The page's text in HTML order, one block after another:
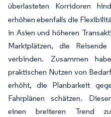
überlasteten Korridoren
erhöhen ebenfalls die
in Asien und höheren
Marktplätzen, die
verbinden. Zusammen
praktischen Nutzen von
erhöht, die Planbarkeit
Fahrplänen schätzen.
einen breiteren Trend